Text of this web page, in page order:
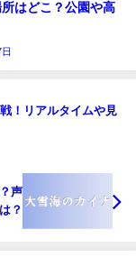
はどこ？公園や高
！リアルタイムや見
声
？